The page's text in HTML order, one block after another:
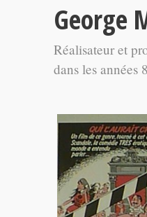
George
Réalisateur et
dans les années